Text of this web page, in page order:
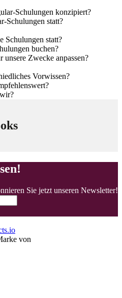
Schulungen konzipiert?
Schulungen statt?
Schulungen statt?
buchen?
Zwecke anpassen?
Vorwissen?
Sie jetzt unseren Newsletter!
von